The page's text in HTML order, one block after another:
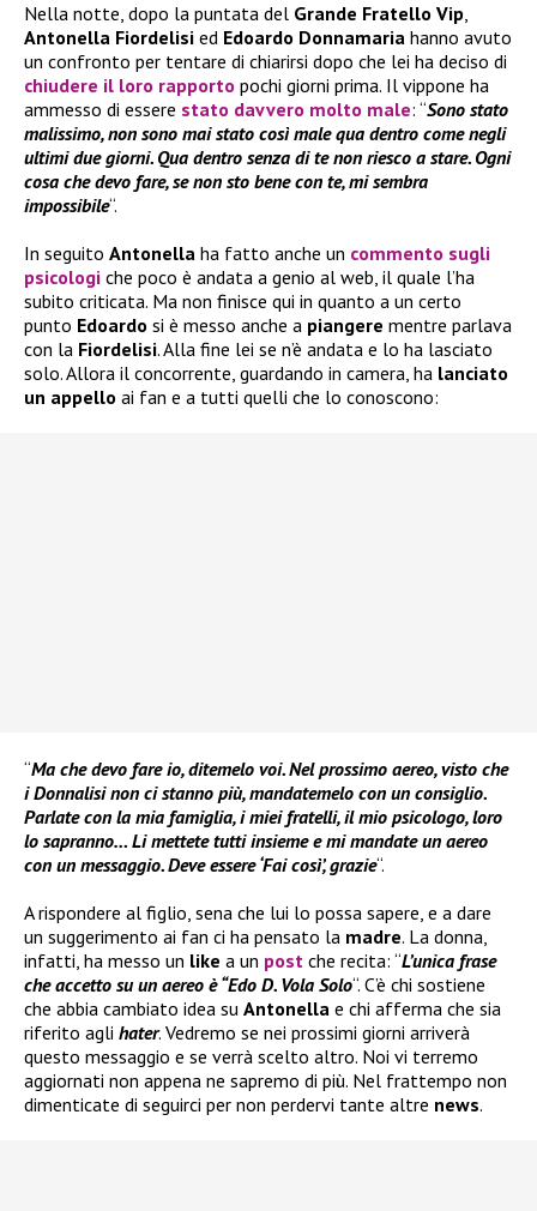
Nella notte, dopo la puntata del Grande Fratello Vip,
Antonella Fiordelisi ed Edoardo Donnamaria hanno avuto
un confronto per tentare di chiarirsi dopo che lei ha deciso di
chiudere il loro rapporto pochi giorni prima. Il vippone ha
ammesso di essere stato davvero molto male: “Sono stato
malissimo, non sono mai stato così male qua dentro come negli
ultimi due giorni. Qua dentro senza di te non riesco a stare. Ogni
cosa che devo fare, se non sto bene con te, mi sembra
impossibile“.
In seguito Antonella ha fatto anche un commento sugli
psicologi che poco è andata a genio al web, il quale l’ha
subito criticata. Ma non finisce qui in quanto a un certo
punto Edoardo si è messo anche a piangere mentre parlava
con la Fiordelisi. Alla fine lei se n’è andata e lo ha lasciato
solo. Allora il concorrente, guardando in camera, ha lanciato
un appello ai fan e a tutti quelli che lo conoscono:
“Ma che devo fare io, ditemelo voi. Nel prossimo aereo, visto che
i Donnalisi non ci stanno più, mandatemelo con un consiglio.
Parlate con la mia famiglia, i miei fratelli, il mio psicologo, loro
lo sapranno… Li mettete tutti insieme e mi mandate un aereo
con un messaggio. Deve essere ‘Fai così’, grazie“.
A rispondere al figlio, sena che lui lo possa sapere, e a dare
un suggerimento ai fan ci ha pensato la madre. La donna,
infatti, ha messo un like a un post che recita: “L’unica frase
che accetto su un aereo è “Edo D. Vola Solo“. C’è chi sostiene
che abbia cambiato idea su Antonella e chi afferma che sia
riferito agli hater. Vedremo se nei prossimi giorni arriverà
questo messaggio e se verrà scelto altro. Noi vi terremo
aggiornati non appena ne sapremo di più. Nel frattempo non
dimenticate di seguirci per non perdervi tante altre news.